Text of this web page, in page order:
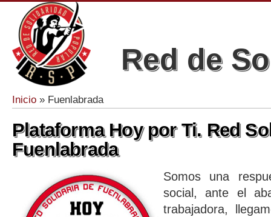
Red de
Se encuentra usted aquí
Inicio » Fuenlabrada
Plataforma Hoy por Ti. Red
Fuenlabrada
Somos una
social, ante el
trabajadora,